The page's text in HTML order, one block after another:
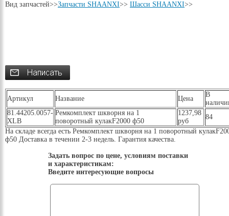
Вид запчастей>>Запчасти SHAANXI>> Шасси SHAANXI>>
Артикул Название Цена
В
81.44205.0057-
XLB
Ремкомплект шкворня на 1
поворотный кулакF2000 ф50
1237,98
руб
84
На складе всегда есть Ремкомплект шкворня на 1 поворотный
ф50 Доставка в течении 2-3 недель. Гарантия качества.
Задать вопрос по цене, условиям поставки
и характеристикам:
Введите интересующие вопросы